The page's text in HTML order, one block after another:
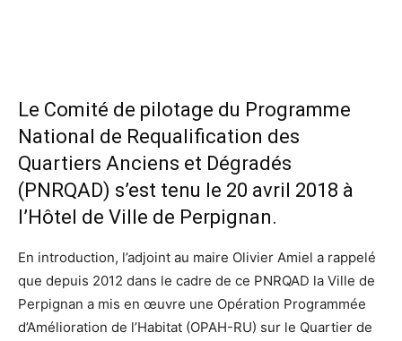
Le Comité de pilotage du Programme
National de Requalification des
Quartiers Anciens et Dégradés
(PNRQAD) s’est tenu le 20 avril 2018 à
l’Hôtel de Ville de Perpignan.
En introduction, l’adjoint au maire Olivier Amiel a rappelé
que depuis 2012 dans le cadre de ce PNRQAD la Ville de
Perpignan a mis en œuvre une Opération Programmée
d’Amélioration de l’Habitat (OPAH-RU) sur le Quartier de